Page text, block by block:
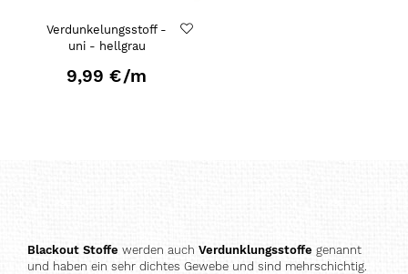
Verdunkelungsstoff -
uni - hellgrau
9,99 €/m
Blackout Stoffe werden auch Verdunklungsstoffe genannt
und haben ein sehr dichtes Gewebe und sind mehrschichtig.